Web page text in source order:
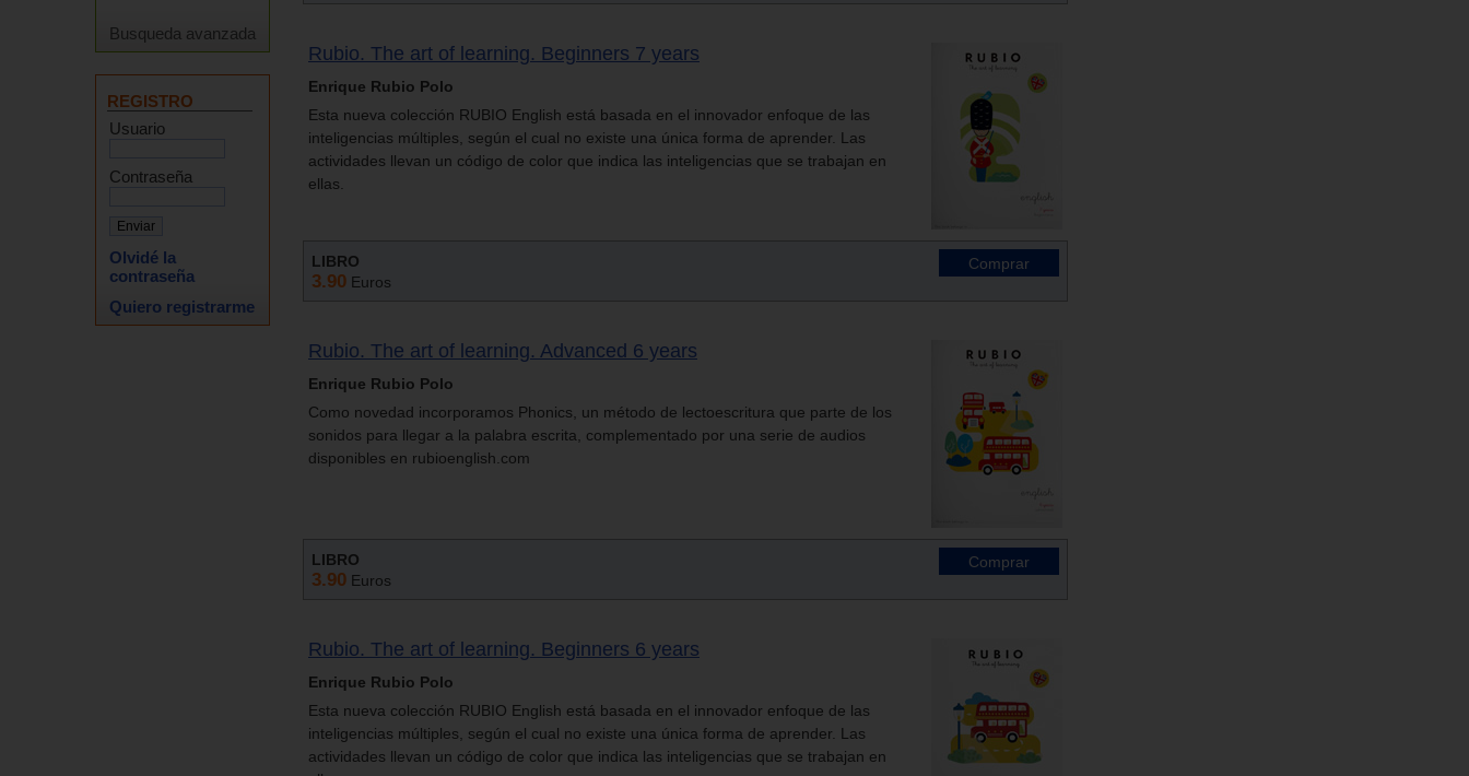
Busqueda avanzada
REGISTRO
Usuario
Contraseña
Olvidé la
contraseña
Quiero registrarme
Rubio. The art of learning. Beginners 7 years
Enrique Rubio Polo
Esta nueva colección RUBIO English está basada en el innovador enfoque de las
inteligencias múltiples, según el cual no existe una única forma de aprender. Las
actividades llevan un código de color que indica las inteligencias que se trabajan en
ellas.
LIBRO
3.90 Euros
Rubio. The art of learning. Advanced 6 years
Enrique Rubio Polo
Como novedad incorporamos Phonics, un método de lectoescritura que parte de los
sonidos para llegar a la palabra escrita, complementado por una serie de audios
disponibles en rubioenglish.com
LIBRO
3.90 Euros
Rubio. The art of learning. Beginners 6 years
Enrique Rubio Polo
Esta nueva colección RUBIO English está basada en el innovador enfoque de las
inteligencias múltiples, según el cual no existe una única forma de aprender. Las
actividades llevan un código de color que indica las inteligencias que se trabajan en